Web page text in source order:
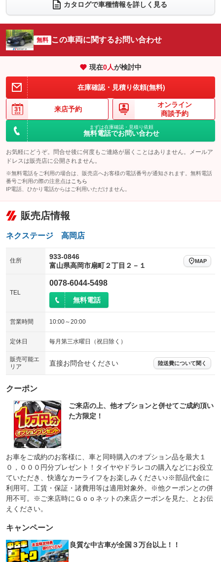
電動リアゲート フロントカメラ
：装備なし
シートエアコン
：装備なし 全周囲カメラ
：装備なし
サイドカメラ
：装備なし ルーフレール
：装備なし
エアサスペンション ヘッドライトウォッシャー
カタログで車種情報を詳しく見る
無料 この車両に関するお問い合わせ
現在0人が検討中
在庫確認・見積り依頼(無料)
来店予約
オンライン
商談予約
まずは在庫確認・見積り依頼
無料電話でお問い合わせ
お気軽にどうぞ。問合せ後に何度もご連絡が届くことはありません。メールア
ドレスは販売店に公開されません。
※無料電話をご利用の場合は、販売店へお客様の電話番号が通知されます。無料電話
番号ご利用の際の注意点は こちら
IP電話、ひかり電話からはご利用いただけません。
販売店情報
ネクステージ 高岡店
住所
933-0846
富山県高岡市扇町２丁目２－１
MAP
TEL
0078-6044-5498
無料電話
営業時間 10:00～20:00
定休日 毎月第三水曜日（祝日除く）
販売可能エ
リア
直接お問合せください 陸送費について聞く
クーポン
ご来店の上、他オプションと併せてご成約頂い
た方限定！
お車をご成約のお客様に、車と同時購入のオプション品を最大１
０，０００円分プレゼント！タイヤやドラレコの購入などにお役立
ていただき、快適なカーライフをお楽しみください♪※部品代金に
利用可。工賃・保証・諸費用等は適用対象外。※他クーポンとの併
用不可。※ご来店時にＧｏｏネットの来店クーポンを見た、とお伝
えください。
キャンペーン
良質な中古車が全国３万台以上！！